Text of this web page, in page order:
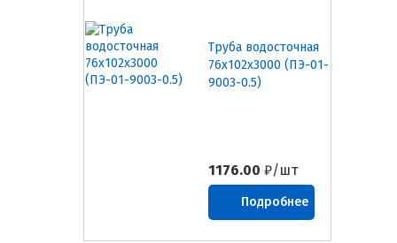
Труба водосточная
76х102х3000 (ПЭ-01-
9003-0.5)
1176.00 ₽/шт
Подробнее